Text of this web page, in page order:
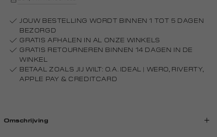
JOUW BESTELLING WORDT BINNEN 1 TOT 5 DAGEN
BEZORGD
GRATIS AFHALEN IN AL ONZE WINKELS
GRATIS RETOURNEREN BINNEN 14 DAGEN IN DE
WINKEL
BETAAL ZOALS JIJ WILT: O.A. IDEAL | WERO, RIVERTY,
APPLE PAY & CREDITCARD
Omschrijving